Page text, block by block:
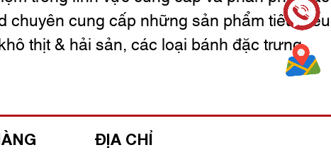
chuyên cung cấp những sản phẩm tiêu biểu
thịt & hải sản, các loại bánh đặc trưng
ĐỊA CHỈ